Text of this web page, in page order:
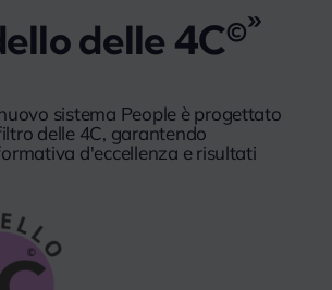
delle 4C©»
sistema People è progettato
delle 4C, garantendo
d'eccellenza e risultati